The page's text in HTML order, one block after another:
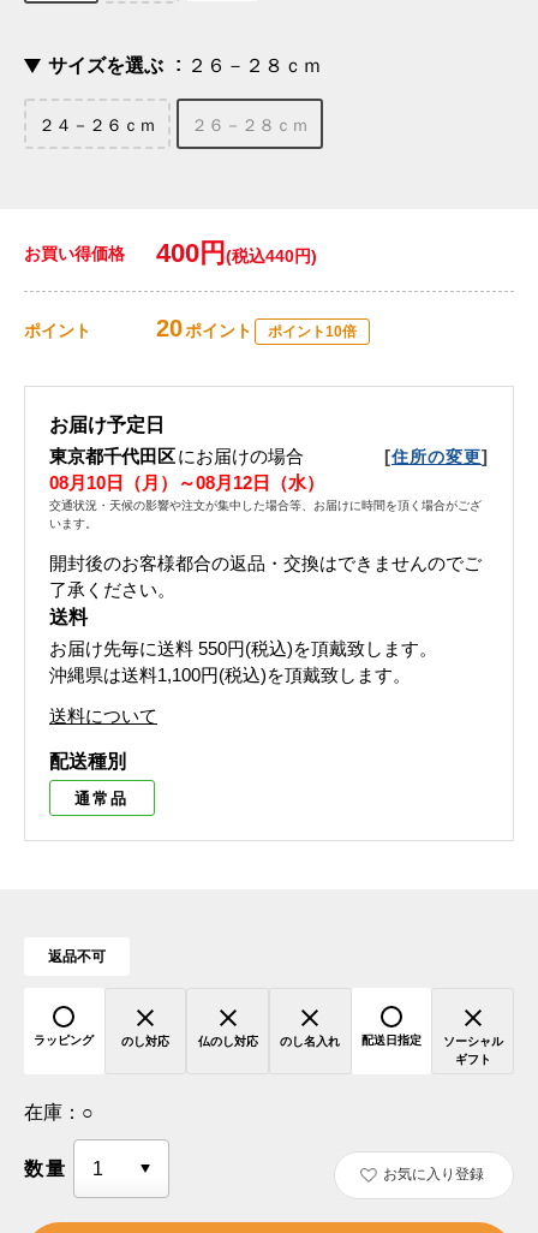
サイズを選ぶ ２６－２８ｃｍ
２４－２６ｃｍ ２６－２８ｃｍ
お買い得価格 400円 (税込440円)
ポイント 20ポイント ポイント10倍
お届け予定日
東京都千代田区にお届けの場合 [住所の変更]
08月10日（月）～08月12日（水）
交通状況・天候の影響や注文が集中した場合等、お届けに時間を頂く場合がござ
います。
開封後のお客様都合の返品・交換はできませんのでご
了承ください。
送料
お届け先毎に送料 550円(税込)を頂戴致します。
沖縄県は送料1,100円(税込)を頂戴致します。
送料について
配送種別
通常品
返品不可
ラッピング のし対応 仏のし対応 のし名入れ 配送日指定
ソーシャル
ギフト
在庫： ○
数量 お気に入り登録